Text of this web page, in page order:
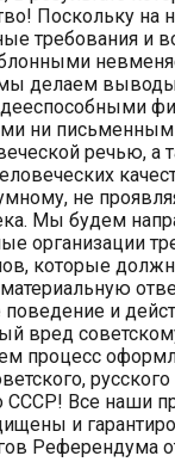
Поскольку на
требования и
делаем
ни письменным
речью,
не
Мы будем
организации
которые
и
вред
процесс
СССР! Все наши
и
Референдума